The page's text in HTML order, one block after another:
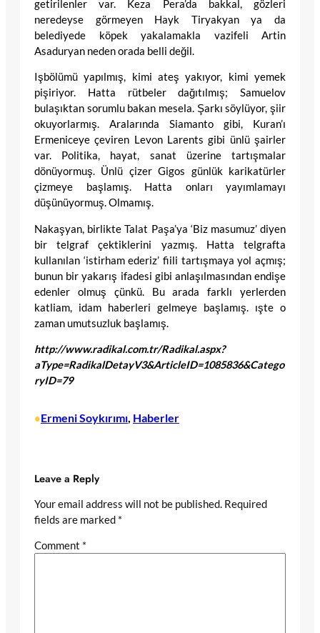
getirilenler var. Keza Pera’da bakkal, gözleri
neredeyse görmeyen Hayk Tiryakyan ya da
belediyede köpek yakalamakla vazifeli Artin
Asaduryan neden orada belli değil.
Işbölümü yapılmış, kimi ateş yakıyor, kimi yemek
pişiriyor. Hatta rütbeler dağıtılmış; Samuelov
bulaşıktan sorumlu bakan mesela. Şarkı söylüyor, şiir
okuyorlarmış. Aralarında Siamanto gibi, Kuran’ı
Ermeniceye çeviren Levon Larents gibi ünlü şairler
var. Politika, hayat, sanat üzerine tartışmalar
dönüyormuş. Ünlü çizer Gigos günlük karikatürler
çizmeye başlamış. Hatta onları yayımlamayı
düşünüyormuş. Olmamış.
Nakaşyan, birlikte Talat Paşa’ya ‘Biz masumuz’ diyen
bir telgraf çektiklerini yazmış. Hatta telgrafta
kullanılan ‘istirham ederiz’ fiili tartışmaya yol açmış;
bunun bir yakarış ifadesi gibi anlaşılmasından endişe
edenler olmuş çünkü. Bu arada farklı yerlerden
katliam, idam haberleri gelmeye başlamış. ışte o
zaman umutsuzluk başlamış.
http://www.radikal.com.tr/Radikal.aspx?
aType=RadikalDetayV3&ArticleID=1085836&Catego
ryID=79
•Ermeni Soykırımı, Haberler
Leave a Reply
Your email address will not be published. Required
fields are marked *
Comment *